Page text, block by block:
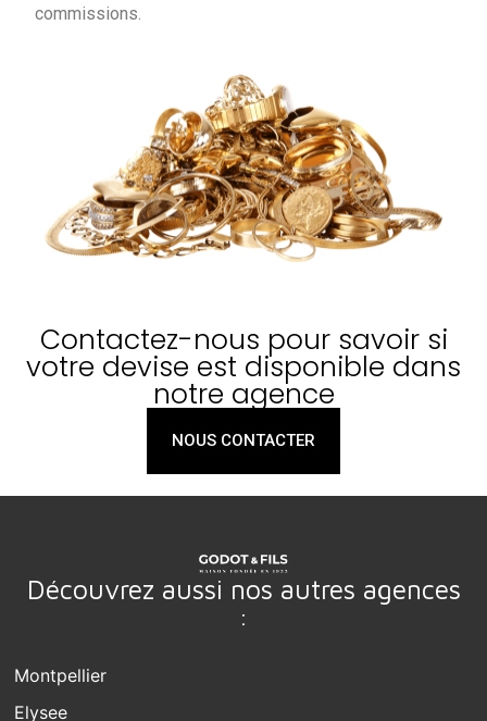
commissions.
Contactez-nous pour savoir si
votre devise est disponible dans
notre agence
NOUS CONTACTER
Découvrez aussi nos autres agences
:
Montpellier
Elysee